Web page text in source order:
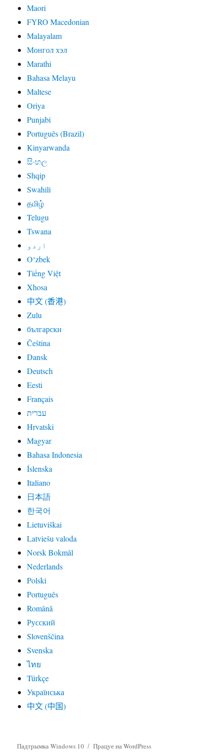
Maori
FYRO Macedonian
Malayalam
Монгол хэл
Marathi
Bahasa Melayu
Maltese
Oriya
Punjabi
Português (Brazil)
Kinyarwanda
සිංහල
Shqip
Swahili
தமிழ்
Telugu
Tswana
اردو
Oʻzbek
Tiếng Việt
Xhosa
中文 (香港)
Zulu
български
Čeština
Dansk
Deutsch
Eesti
Français
עברית
Hrvatski
Magyar
Bahasa Indonesia
Íslenska
Italiano
日本語
한국어
Lietuviškai
Latviešu valoda
Norsk Bokmål
Nederlands
Polski
Português
Română
Русский
Slovenščina
Svenska
ไทย
Türkçe
Українська
中文 (中国)
Падтрымка Windows 10 Працуе на WordPress